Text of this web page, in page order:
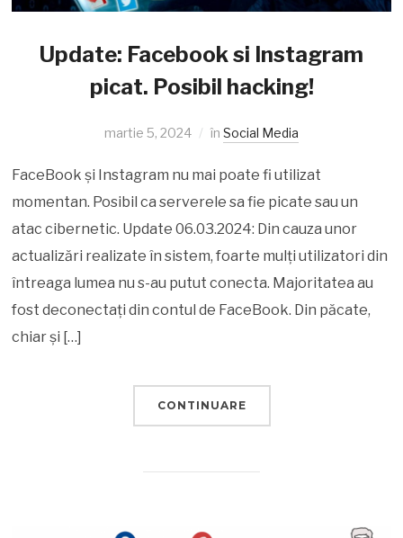
Update: Facebook si Instagram
picat. Posibil hacking!
martie 5, 2024 în Social Media
FaceBook și Instagram nu mai poate fi utilizat
momentan. Posibil ca serverele sa fie picate sau un
atac cibernetic. Update 06.03.2024: Din cauza unor
actualizări realizate în sistem, foarte mulți utilizatori din
întreaga lumea nu s-au putut conecta. Majoritatea au
fost deconectați din contul de FaceBook. Din păcate,
chiar și […]
CONTINUARE